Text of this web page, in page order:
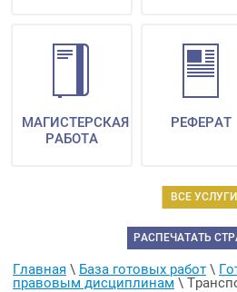
ВСЕ УСЛУГИ
МАГИСТЕРСКАЯ
РАБОТА
РЕФЕРАТ
РАСПЕЧАТАТЬ
Главная \ База готовых работ \
правовым дисциплинам \